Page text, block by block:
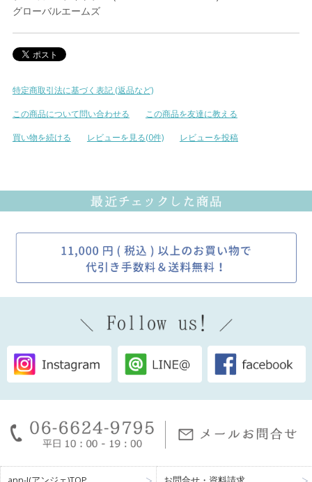
グローバルエームズ
特定商取引法に基づく表記 (返品など)
この商品について問い合わせる
この商品を友達に教える
買い物を続ける
レビューを見る(0件) レビューを投稿